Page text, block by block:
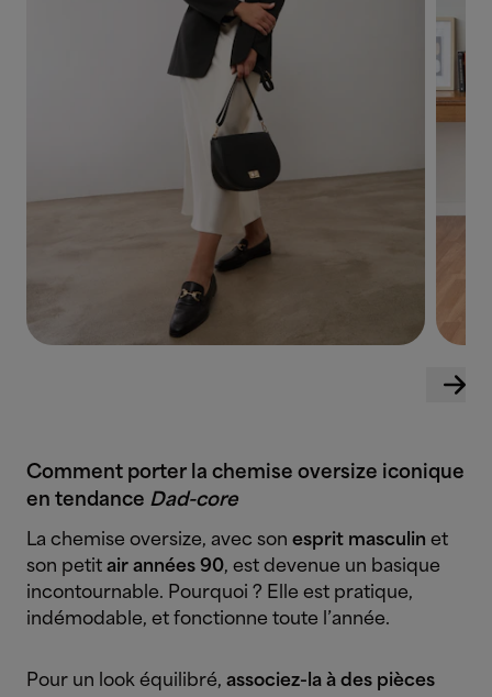
Comment porter la chemise oversize iconique
en tendance Dad-core
La chemise oversize, avec son esprit masculin et
son petit air années 90, est devenue un basique
incontournable. Pourquoi ? Elle est pratique,
indémodable, et fonctionne toute l’année.
Pour un look équilibré, associez-la à des pièces